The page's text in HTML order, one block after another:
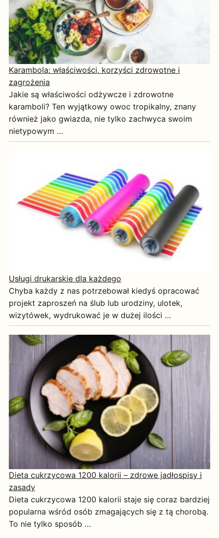
Karambola: właściwości, korzyści zdrowotne i
zagrożenia
Jakie są właściwości odżywcze i zdrowotne
karamboli? Ten wyjątkowy owoc tropikalny, znany
również jako gwiazda, nie tylko zachwyca swoim
nietypowym …
Usługi drukarskie dla każdego
Chyba każdy z nas potrzebował kiedyś opracować
projekt zaproszeń na ślub lub urodziny, ulotek,
wizytówek, wydrukować je w dużej ilości …
Dieta cukrzycowa 1200 kalorii – zdrowe jadłospisy i
zasady
Dieta cukrzycowa 1200 kalorii staje się coraz bardziej
popularna wśród osób zmagających się z tą chorobą.
To nie tylko sposób …